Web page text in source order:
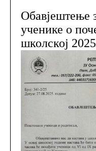
Обавјештење
ученике о
школској